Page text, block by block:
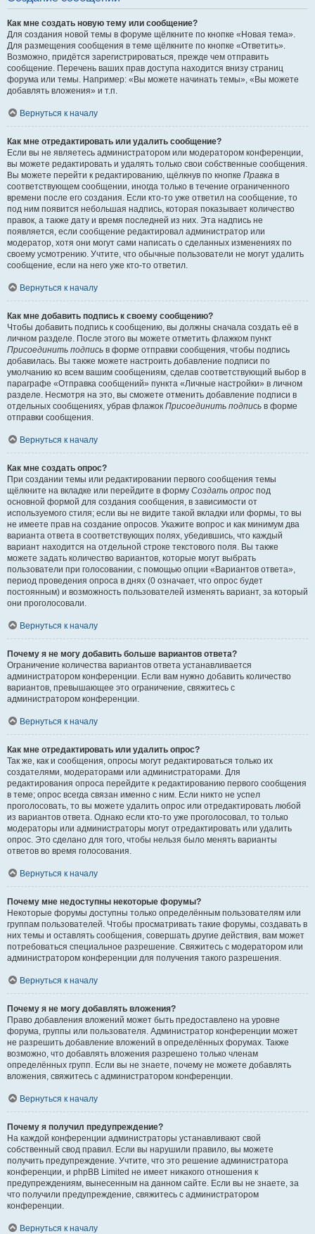
Как мне создать новую тему или сообщение?
Для создания новой темы в форуме щёлкните по кнопке «Новая тема».
Для размещения сообщения в теме щёлкните по кнопке «Ответить».
Возможно, придётся зарегистрироваться, прежде чем отправить
сообщение. Перечень ваших прав доступа находится внизу страниц
форума или темы. Например: «Вы можете начинать темы», «Вы можете
добавлять вложения» и т.п.
Вернуться к началу
Как мне отредактировать или удалить сообщение?
Если вы не являетесь администратором или модератором конференции,
вы можете редактировать и удалять только свои собственные сообщения.
Вы можете перейти к редактированию, щёлкнув по кнопке Правка в
соответствующем сообщении, иногда только в течение ограниченного
времени после его создания. Если кто-то уже ответил на сообщение, то
под ним появится небольшая надпись, которая показывает количество
правок, а также дату и время последней из них. Эта надпись не
появляется, если сообщение редактировал администратор или
модератор, хотя они могут сами написать о сделанных изменениях по
своему усмотрению. Учтите, что обычные пользователи не могут удалить
сообщение, если на него уже кто-то ответил.
Вернуться к началу
Как мне добавить подпись к своему сообщению?
Чтобы добавить подпись к сообщению, вы должны сначала создать её в
личном разделе. После этого вы можете отметить флажком пункт
Присоединить подпись в форме отправки сообщения, чтобы подпись
добавилась. Вы также можете настроить добавление подписи по
умолчанию ко всем вашим сообщениям, сделав соответствующий выбор в
параграфе «Отправка сообщений» пункта «Личные настройки» в личном
разделе. Несмотря на это, вы сможете отменить добавление подписи в
отдельных сообщениях, убрав флажок Присоединить подпись в форме
отправки сообщения.
Вернуться к началу
Как мне создать опрос?
При создании темы или редактировании первого сообщения темы
щёлкните на вкладке или перейдите в форму Создать опрос под
основной формой для создания сообщения, в зависимости от
используемого стиля; если вы не видите такой вкладки или формы, то вы
не имеете прав на создание опросов. Укажите вопрос и как минимум два
варианта ответа в соответствующих полях, убедившись, что каждый
вариант находится на отдельной строке текстового поля. Вы также
можете задать количество вариантов, которые могут выбрать
пользователи при голосовании, с помощью опции «Вариантов ответа»,
период проведения опроса в днях (0 означает, что опрос будет
постоянным) и возможность пользователей изменять вариант, за который
они проголосовали.
Вернуться к началу
Почему я не могу добавить больше вариантов ответа?
Ограничение количества вариантов ответа устанавливается
администратором конференции. Если вам нужно добавить количество
вариантов, превышающее это ограничение, свяжитесь с
администратором конференции.
Вернуться к началу
Как мне отредактировать или удалить опрос?
Так же, как и сообщения, опросы могут редактироваться только их
создателями, модераторами или администраторами. Для
редактирования опроса перейдите к редактированию первого сообщения
в теме; опрос всегда связан именно с ним. Если никто не успел
проголосовать, то вы можете удалить опрос или отредактировать любой
из вариантов ответа. Однако если кто-то уже проголосовал, то только
модераторы или администраторы могут отредактировать или удалить
опрос. Это сделано для того, чтобы нельзя было менять варианты
ответов во время голосования.
Вернуться к началу
Почему мне недоступны некоторые форумы?
Некоторые форумы доступны только определённым пользователям или
группам пользователей. Чтобы просматривать такие форумы, создавать в
них темы и оставлять сообщения, совершать другие действия, вам может
потребоваться специальное разрешение. Свяжитесь с модератором или
администратором конференции для получения такого разрешения.
Вернуться к началу
Почему я не могу добавлять вложения?
Право добавления вложений может быть предоставлено на уровне
форума, группы или пользователя. Администратор конференции может
не разрешить добавление вложений в определённых форумах. Также
возможно, что добавлять вложения разрешено только членам
определённых групп. Если вы не знаете, почему не можете добавлять
вложения, свяжитесь с администратором конференции.
Вернуться к началу
Почему я получил предупреждение?
На каждой конференции администраторы устанавливают свой
собственный свод правил. Если вы нарушили правило, вы можете
получить предупреждение. Учтите, что это решение администратора
конференции, и phpBB Limited не имеет никакого отношения к
предупреждениям, вынесенным на данном сайте. Если вы не знаете, за
что получили предупреждение, свяжитесь с администратором
конференции.
Вернуться к началу